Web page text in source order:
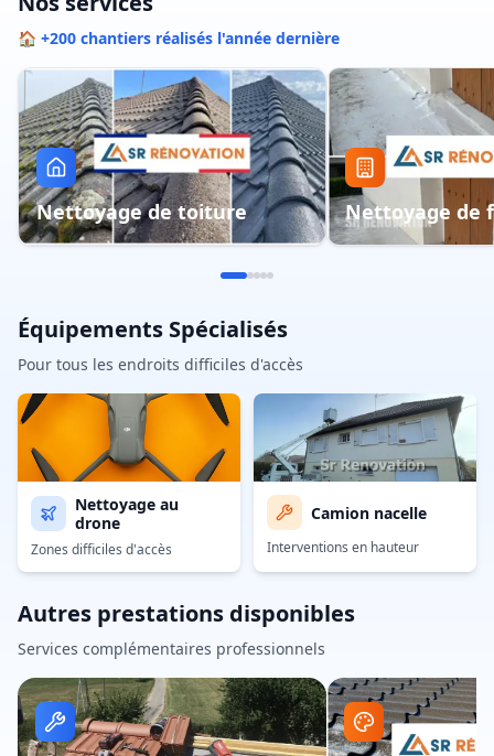
🏠 +200 chantiers réalisés l'année dernière
Nettoyage de toiture Nettoyage de
Équipements Spécialisés
Pour tous les endroits difficiles d'accès
Nettoyage au
drone
Zones difficiles d'accès
Camion nacelle
Interventions en hauteur
Autres prestations disponibles
Services complémentaires professionnels